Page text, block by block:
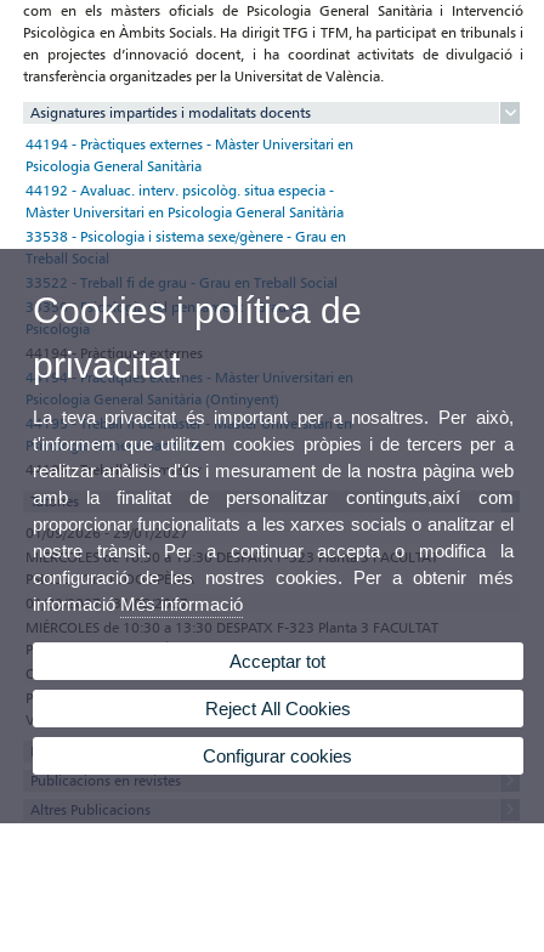
com en els màsters oficials de Psicologia General Sanitària i Intervenció
Psicològica en Àmbits Socials. Ha dirigit TFG i TFM, ha participat en tribunals i
en projectes d’innovació docent, i ha coordinat activitats de divulgació i
transferència organitzades per la Universitat de València.
Asignatures impartides i modalitats docents
44194 - Pràctiques externes - Màster Universitari en
Psicologia General Sanitària
44192 - Avaluac. interv. psicològ. situa especia -
Màster Universitari en Psicologia General Sanitària
33538 - Psicologia i sistema sexe/gènere - Grau en
Treball Social
33522 - Treball fi de grau - Grau en Treball Social
33350 - Psicologia del pensament - Grau en
Psicologia
44194 - Pràctiques externes
44194 - Pràctiques externes - Màster Universitari en
Psicologia General Sanitària (Ontinyent)
44195 - Treball fi de màster - Màster Universitari en
Psicologia General Sanitària
44195 - Treball fi de màster
Tutories
01/09/2026 - 29/01/2027
MIÉRCOLES de 10:30 a 13:30 DESPATX F-323 Planta 3 FACULTAT
PSICOLOGIA I LOGOPÈDIA
01/02/2027 - 31/08/2027
MIÉRCOLES de 10:30 a 13:30 DESPATX F-323 Planta 3 FACULTAT
PSICOLOGIA I LOGOPÈDIA
Observacions
Participa en el programa de tutories electròniques de la Universitat de
València
Formació acadèmica
Publicacions en revistes
Altres Publicacions
Cookies i política de
privacitat
La teva privacitat és important per a nosaltres. Per això,
t'informem que utilitzem cookies pròpies i de tercers per a
realitzar anàlisis d'ús i mesurament de la nostra pàgina web
amb la finalitat de personalitzar continguts,així com
proporcionar funcionalitats a les xarxes socials o analitzar el
nostre trànsit. Per a continuar accepta o modifica la
configuració de les nostres cookies. Per a obtenir més
informacióMés informació
Acceptar tot
Reject All Cookies
Configurar cookies